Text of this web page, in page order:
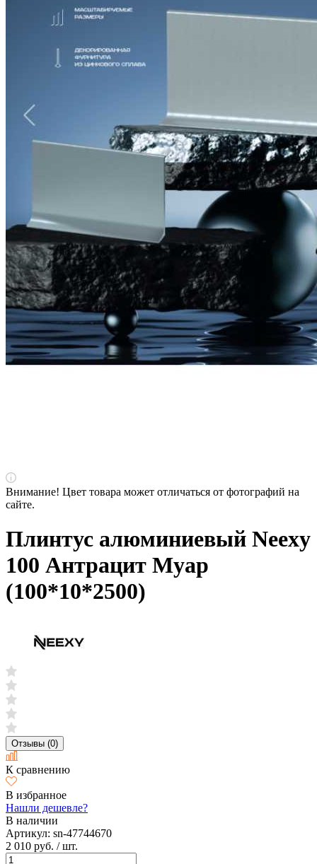
Внимание! Цвет товара может отличаться от фотографий на
сайте.
Плинтус алюминиевый Neexy
100 Антрацит Муар
(100*10*2500)
Отзывы (0)
К сравнению
В избранное
Нашли дешевле?
В наличии
Артикул: sn-47744670
2 010 руб. / шт.